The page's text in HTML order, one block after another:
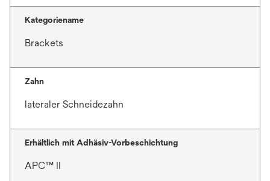
Kategoriename
Brackets
Zahn
lateraler Schneidezahn
Erhältlich mit Adhäsiv-Vorbeschichtung
APC™ II